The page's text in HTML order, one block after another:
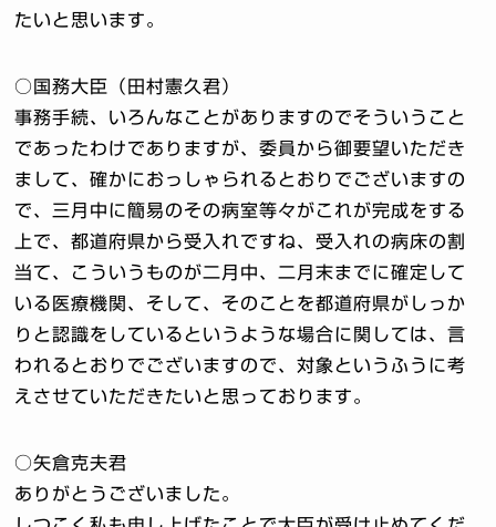
たいと思います。
○国務大臣（田村憲久君）
事務手続、いろんなことがありますのでそういうこと
であったわけでありますが、委員から御要望いただき
まして、確かにおっしゃられるとおりでございますの
で、三月中に簡易のその病室等々がこれが完成をする
上で、都道府県から受入れですね、受入れの病床の割
当て、こういうものが二月中、二月末までに確定して
いる医療機関、そして、そのことを都道府県がしっか
りと認識をしているというような場合に関しては、言
われるとおりでございますので、対象というふうに考
えさせていただきたいと思っております。
○矢倉克夫君
ありがとうございました。